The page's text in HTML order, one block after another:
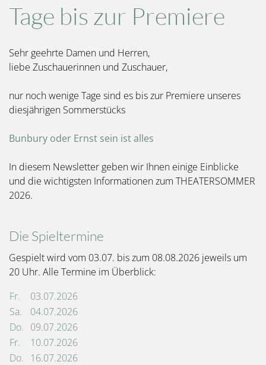
Tage bis zur Premiere
Sehr geehrte Damen und Herren,
liebe Zuschauerinnen und Zuschauer,
nur noch wenige Tage sind es bis zur Premiere unseres
diesjährigen Sommerstücks
Bunbury oder Ernst sein ist alles
In diesem Newsletter geben wir Ihnen einige Einblicke
und die wichtigsten Informationen zum THEATERSOMMER
2026.
Die Spieltermine
Gespielt wird vom 03.07. bis zum 08.08.2026 jeweils um
20 Uhr. Alle Termine im Überblick:
Fr.
03.07.2026
Sa.
04.07.2026
Do. 09.07.2026
Fr.
10.07.2026
Do. 16.07.2026